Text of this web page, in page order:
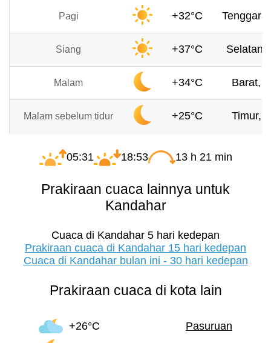
Pagi +32°C
Siang +37°C Selatan,
Malam +34°C Barat,
Malam sebelum tidur +25°C Timur,
05:31 18:53 13 h 21 min
Prakiraan cuaca lainnya untuk
Kandahar
Cuaca di Kandahar 5 hari kedepan
Prakiraan cuaca di Kandahar 15 hari kedepan
Cuaca di Kandahar bulan ini - 30 hari kedepan
Prakiraan cuaca di kota lain
+26°C
Pasuruan